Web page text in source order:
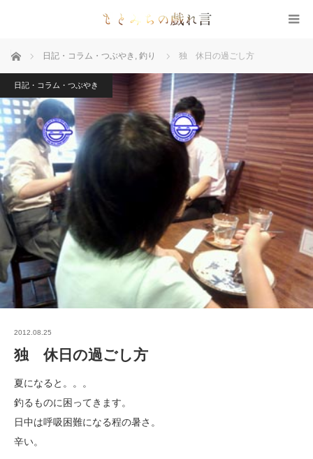
ホーム 日記・コラム・つぶやき , 釣り 独 休日の過ごし方
日記・コラム・つぶやき
2012.08.25
独 休日の過ごし方
夏になると。。。
釣るものに困ってきます。
日中は呼吸困難になる程の暑さ。
辛い。